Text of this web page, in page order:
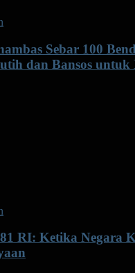
Sebar 100
dan Bansos
RI: Ketika Negara